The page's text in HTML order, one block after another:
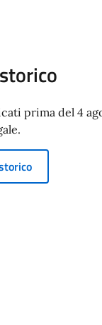
prima del 4